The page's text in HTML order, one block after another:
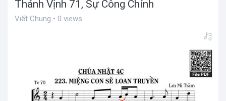
Thánh Vịnh 71, Sự Công Chính
Viết Chung • 0 views